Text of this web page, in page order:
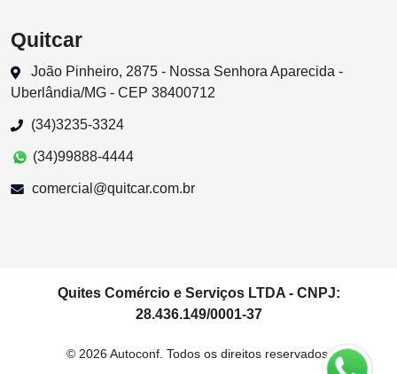
Quitcar
João Pinheiro, 2875 - Nossa Senhora Aparecida -
Uberlândia/MG - CEP 38400712
(34)3235-3324
(34)99888-4444
comercial@quitcar.com.br
Quites Comércio e Serviços LTDA - CNPJ:
28.436.149/0001-37
© 2026 Autoconf. Todos os direitos reservados.